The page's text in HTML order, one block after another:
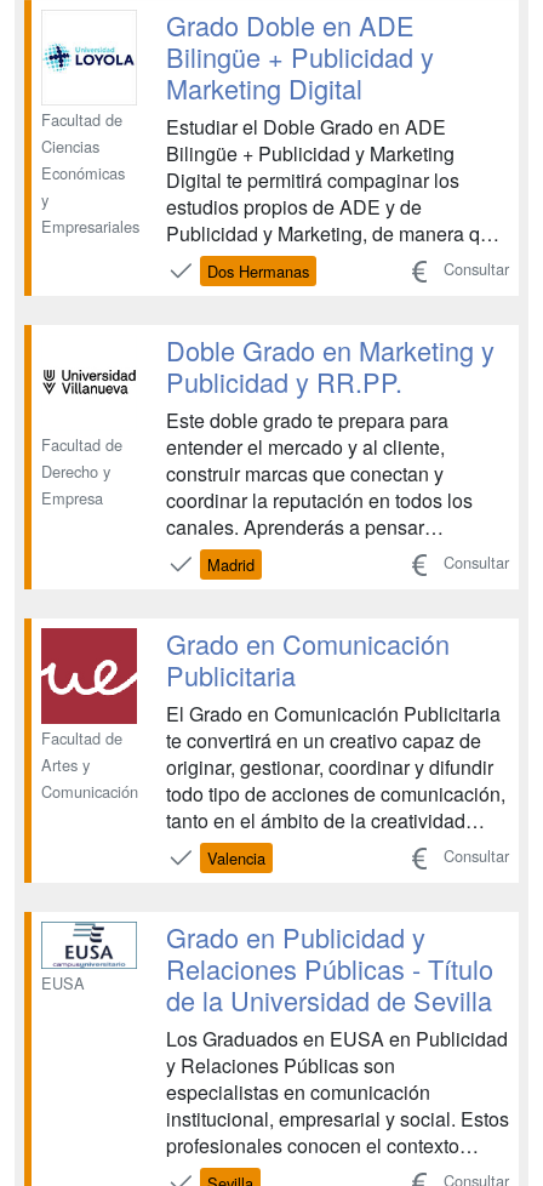
de Villanueva, donde trabajarás briefs
reales, construirás t...
Facultad de
Ciencias
Económicas
y
Empresariales
Grado Doble en ADE
Bilingüe + Publicidad y
Marketing Digital
Estudiar el Doble Grado en ADE
Bilingüe + Publicidad y Marketing
Digital te permitirá compaginar los
estudios propios de ADE y de
Publicidad y Marketing, de manera que
al finalizar tus estudios dispondrás de
dos titulaciones superiores y una
ampliar tu horizonte profesional. Se
trata de una formación que integra d...
Dos Hermanas Consultar
Facultad de
Derecho y
Empresa
Doble Grado en Marketing y
Publicidad y RR.PP.
Este doble grado te prepara para
entender el mercado y al cliente,
construir marcas que conectan y
coordinar la reputación en todos los
canales. Aprenderás a pensar
estratégicamente y a crear —desde la
idea hasta la ejecución y la medición—
clase se convierte en taller, proyecto y
simulación. Trabajarás con b...
Madrid Consultar
Facultad de
Artes y
Comunicación
Grado en Comunicación
Publicitaria
El Grado en Comunicación Publicitaria
te convertirá en un creativo capaz de
originar, gestionar, coordinar y difundir
todo tipo de acciones de comunicación,
tanto en el ámbito de la creatividad
publicitaria como en el ámbito de la
estrategia y la gestión publicitaria. A
entre cursar el itinerario en Cr...
Valencia Consultar
EUSA
Grado en Publicidad y
Relaciones Públicas - Título
de la Universidad de Sevilla
Los Graduados en EUSA en Publicidad
y Relaciones Públicas son
especialistas en comunicación
institucional, empresarial y social. Estos
profesionales conocen el contexto
social, cultural, político, económico y
Consultar